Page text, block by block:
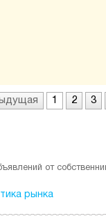
1 2 3
от
рынка